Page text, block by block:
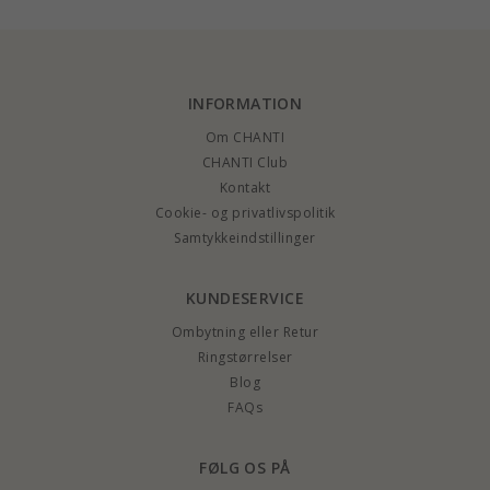
INFORMATION
Om CHANTI
CHANTI Club
Kontakt
Cookie- og privatlivspolitik
Samtykkeindstillinger
KUNDESERVICE
Ombytning eller Retur
Ringstørrelser
Blog
FAQs
FØLG OS PÅ